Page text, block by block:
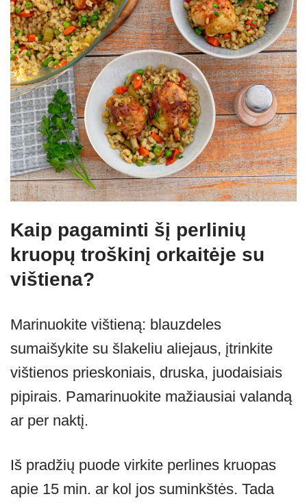
Kaip pagaminti šį perlinių
kruopų troškinį orkaitėje su
vištiena?
Marinuokite vištieną: blauzdeles
sumaišykite su šlakeliu aliejaus, įtrinkite
vištienos prieskoniais, druska, juodaisiais
pipirais. Pamarinuokite mažiausiai valandą
ar per naktį.
Iš pradžių puode virkite perlines kruopas
apie 15 min. ar kol jos suminkštės. Tada